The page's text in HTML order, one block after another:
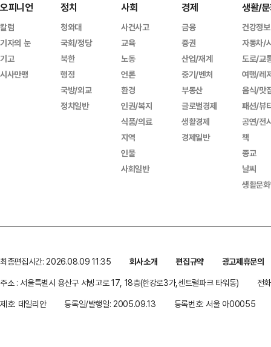
오피니언
칼럼
기자의 눈
기고
시사만평
정치
청와대
국회/정당
북한
행정
국방/외교
정치일반
사회
사건사고
교육
노동
언론
환경
인권/복지
식품/의료
지역
인물
사회일반
경제
금융
증권
산업/재계
중기/벤처
부동산
글로벌경제
생활경제
경제일반
생활/
건강정보
자동차/
도로/교
여행/레
음식/맛
패션/뷰
공연/전
책
종교
날씨
생활문
최종편집시간: 2026.08.09 11:35 회사소개 편집규약
광고제휴문의
주소 : 서울특별시 용산구 서빙고로 17, 18층(한강로3가,센트럴파크 타워동)
전
제호: 데일리안
등록일/발행일: 2005.09.13 등록번호: 서울 아00055